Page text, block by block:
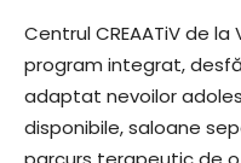
Centrul CREAATiV de
program integrat,
adaptat nevoilor
disponibile, saloane